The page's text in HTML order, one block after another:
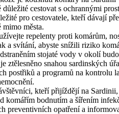
důležité cestovat s ochrannými
pro cestovatele, kteří dávají
města.
repelenty proti komárům,
a svítání, abyste snížili riziko
stojaté vody v okolí
ztělesněno snahou sardinských
postřiků a programů na kontrolu
kteří přijíždějí na
komářím bodnutím a šířením
preventivních opatření a